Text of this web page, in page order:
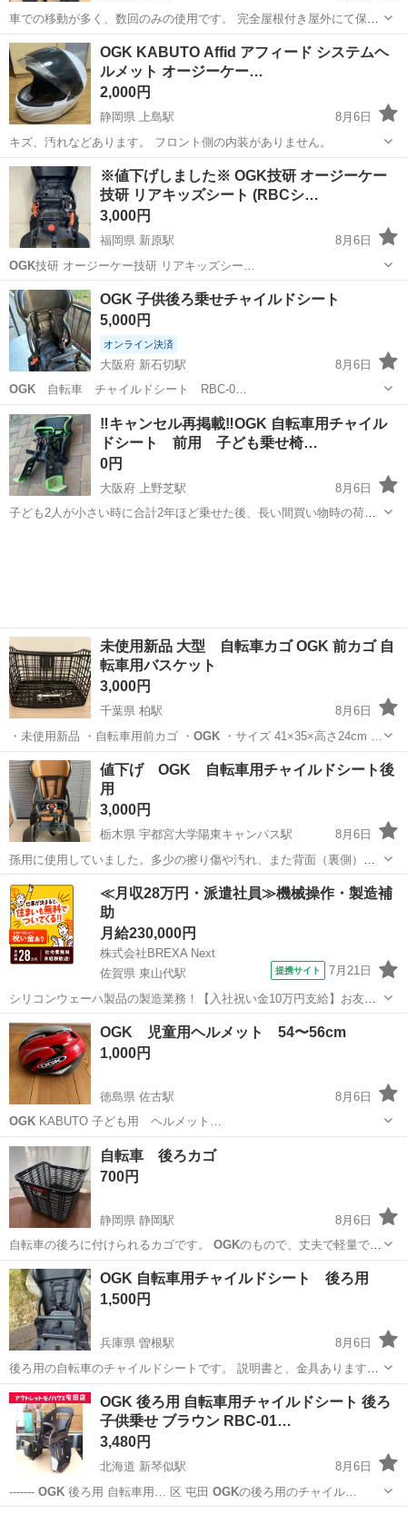
車での移動が多く、数回のみの使用です。 完全屋根付き屋外にて保管
してあり(雨にあたったこと無し)比較的綺麗です。 購入時の箱(室内保
管.美品)に入れてお渡しします。 箱不用も可。 軽く拭き上げました
が、細かい溝の埃など...
東京 町田市
OGK KABUTO Affid アフィード システムヘ
ルメット オージーケー…
2,000円
静岡県 上島駅
8月6日
キズ、汚れなどあります。 フロント側の内装がありません。
静岡 浜松市 上島駅 その他 ヘルメット
※値下げしました※ OGK技研 オージーケー
技研 リアキッズシート (RBCシ…
3,000円
福岡県 新原駅
8月6日
OGK技研 オージーケー技研 リアキッズシー…
福岡 糟屋郡 新原駅 ベビー用品 RBC
OGK 子供後ろ乗せチャイルドシート
5,000円
オンライン決済
大阪府 新石切駅
8月6日
OGK自転車 チャイルドシート RBC-0…
大阪 東大阪市 ベビー用品
‼️キャンセル再掲載‼️OGK 自転車用チャイル
ドシート 前用 子ども乗せ椅…
0円
大阪府 上野芝駅
8月6日
子ども2人が小さい時に合計2年ほど乗せた後、長い間買い物時の荷物
未使用新品 大型 自転車カゴ OGK 前カゴ 自
転車用バスケット
3,000円
千葉県 柏駅
8月6日
・未使用新品 ・自転車用前カゴ ・ OGK・サイズ 41×35×高さ24cm …
千葉 柏市 柏駅 カゴ
値下げ OGK 自転車用チャイルドシート後
用
3,000円
栃木県 宇都宮大学陽東キャンパス駅
8月6日
孫用に使用していました。多少の擦り傷や汚れ、また背面（裏側）に
やけがあります。やけは写真を見てください。少しでも汚れが気にな
る方は、ご遠慮願います。写真に写っている自転車は売り物ではあり
ません。 直接引き取りに来られる方お願...
栃木 宇都宮市 宇都宮大学陽東キャンパス駅 その他
≪月収28万円・派遣社員≫機械操作・製造補
助
月給230,000円
株式会社BREXA Next
佐賀県 東山代駅
提携サイト 7月21日
シリコンウェーハ製品の製造業務！【入社祝い金10万円支給】お友達
やカップルとの応募OK◎年間休日129日＆休出なしでプライベート充
実♪業務はクリーンルームで快適作業◎自社正社員登用制度あり★1食
300円～の格安食堂あり！《佐...
佐賀 伊万里市 東山代駅
OGK 児童用ヘルメット 54〜56cm
1,000円
徳島県 佐古駅
8月6日
OGKKABUTO 子ども用 ヘルメット…
徳島 徳島市 佐古駅 その他
自転車 後ろカゴ
700円
静岡県 静岡駅
8月6日
自転車の後ろに付けられるカゴです。 OGKのもので、丈夫で軽量で
す。 付属の金具…
静岡 静岡市 静岡駅 自転車
OGK 自転車用チャイルドシート 後ろ用
1,500円
兵庫県 曽根駅
8月6日
後ろ用の自転車のチャイルドシートです。 説明書と、金具あります。
宜しくお願い致します。
兵庫 高砂市 曽根駅 その他
OGK 後ろ用 自転車用チャイルドシート 後ろ
子供乗せ ブラウン RBC-01…
3,480円
北海道 新琴似駅
8月6日
------- OGK後ろ用 自転車用… 区 屯田 OGKの後ろ用のチャイル…